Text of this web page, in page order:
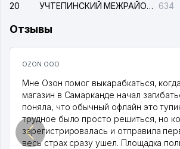
20
УЧТЕПИНСКИЙ МЕЖРАЙОННЫЙ СУД ПО ГРАЖДАНСКИМ ДЕЛАМ 634
Отзывы
OZON ООО
Мне Озон помог выкарабкаться,
магазин в Самарканде начал
поняла, что обычный офлайн это
трудное было просто решиться, но
зарегистрировалась и отправила
весь страх сразу ушел. Площадка